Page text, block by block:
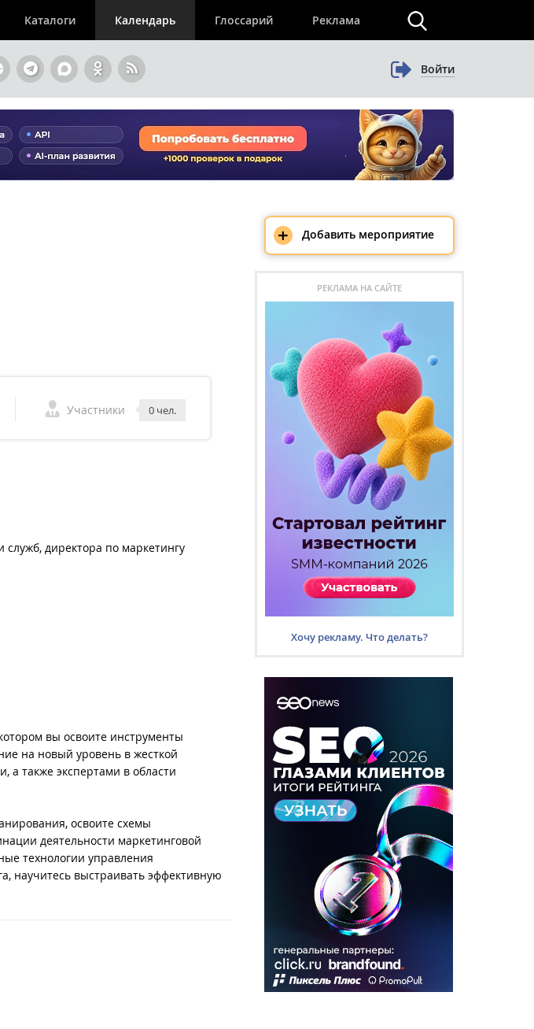
Каталоги Календарь Глоссарий Реклама
Войти
Участники 0 чел.
служб, директора по маркетингу
вы освоите инструменты
на новый уровень в жесткой
а также экспертами в области
освоите схемы
деятельности маркетинговой
технологии управления
научитесь выстраивать эффективную
+ Добавить мероприятие
РЕКЛАМА НА САЙТЕ
Хочу рекламу. Что делать?